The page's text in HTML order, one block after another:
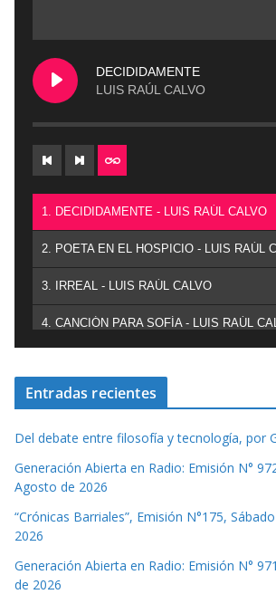
DECIDIDAMENTE
LUIS RAÚL CALVO
1. DECIDIDAMENTE - LUIS RAÚL CALVO
2. POETA EN EL HOSPICIO - LUIS RAÚL
3. IRREAL - LUIS RAÚL CALVO
4. CANCIÓN PARA SOFÍA - LUIS RAÚL
Entradas recientes
Del debate entre filosofía y tecnología, por
Generación Abierta en Radio: Emisión N°
Agosto de 2026
“Crónicas Barriales”, Emisión N°175,
2026
Generación Abierta en Radio: Emisión N°
de 2026